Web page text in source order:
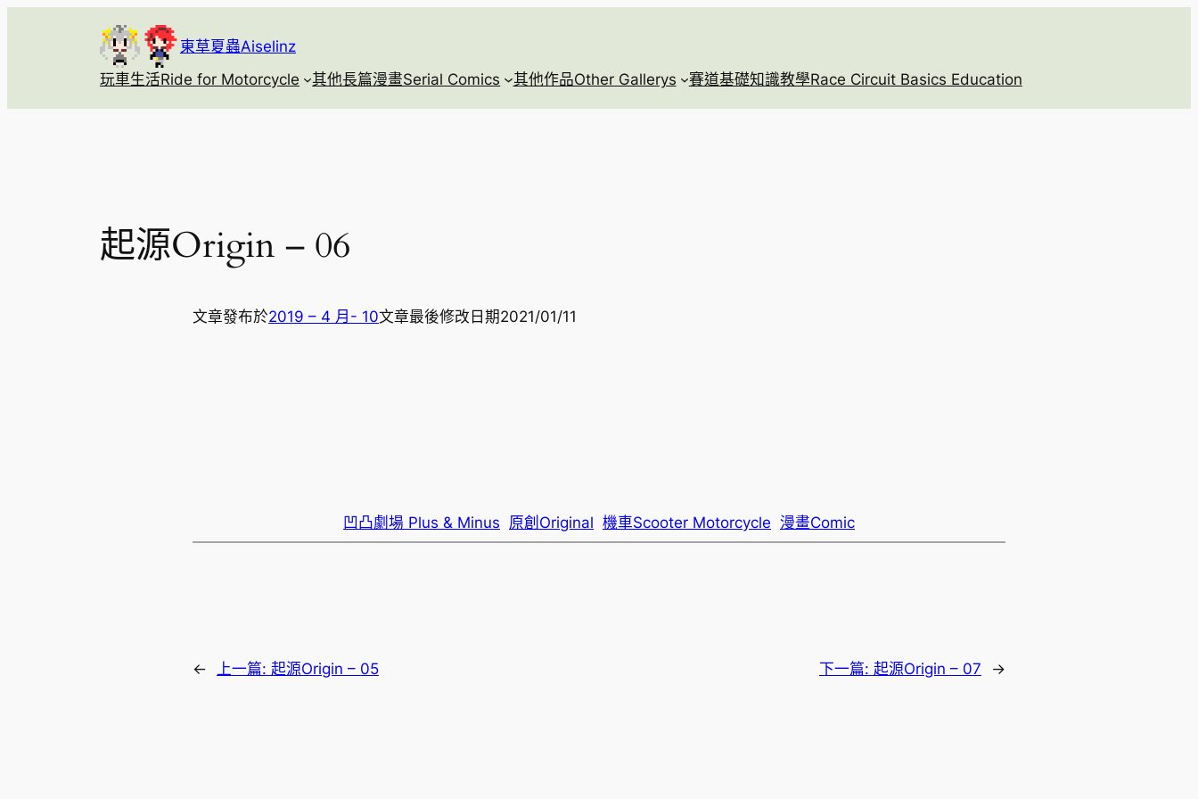
內
東草夏蟲Aiselinz
玩車生活Ride for Motorcycle
其他長篇漫畫Serial Comics 其他作品Other Gallerys 賽道基礎知識教學Race Circuit Basics Education
起源Origin – 06
文章發布於2019 – 4 月- 10文章最後修改日期2021/01/11
凹凸劇場 Plus & Minus 原創Original 機車Scooter Motorcycle 漫畫Comic
← 上一篇: 起源Origin – 05 下一篇: 起源Origin – 07 →